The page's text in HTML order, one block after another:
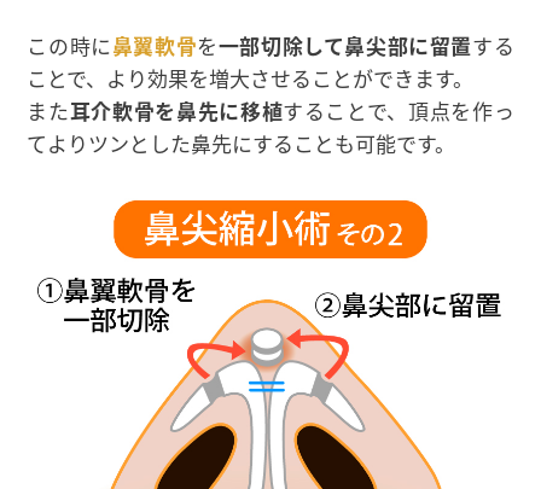
この時に鼻翼軟骨を一部切除して鼻尖部に留置する
ことで、より効果を増大させることができます。
また耳介軟骨を鼻先に移植することで、頂点を作っ
てよりツンとした鼻先にすることも可能です。